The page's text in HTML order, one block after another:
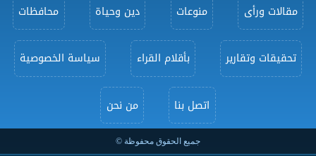
مقالات ورأى منوعات دين وحياة محافظات
تحقيقات وتقارير بأقلام القراء سياسة الخصوصية
اتصل بنا من نحن
جميع الحقوق محفوظة ©